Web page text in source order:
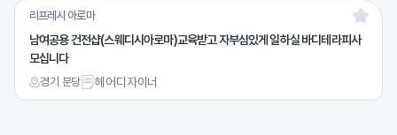
리프레시 아로마
남여공용 건전샵(스웨디시아로마)교육받고 자부심있게 일하실 바디테라피사
모십니다
경기 분당 헤어디자이너